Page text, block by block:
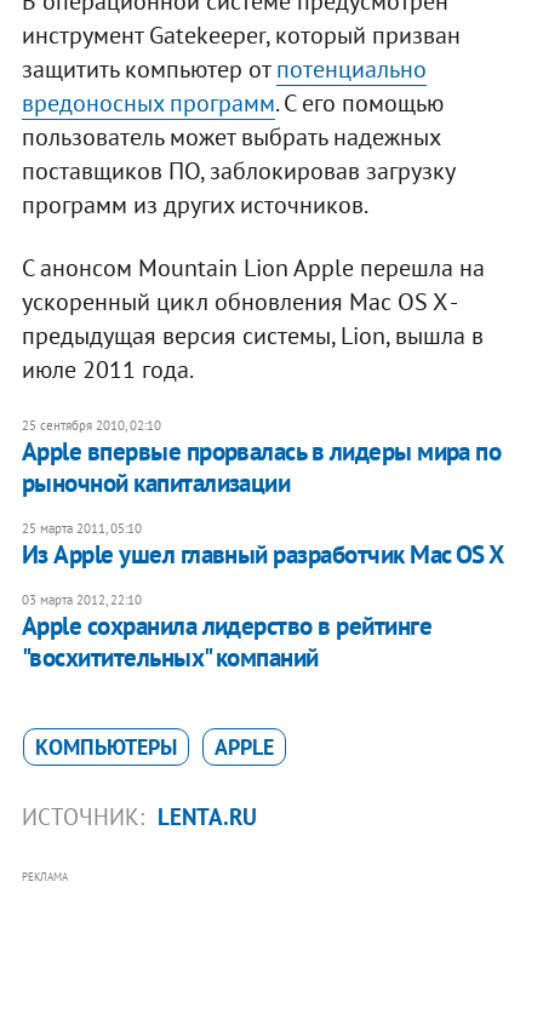
инструмент Gatekeeper, который призван
защитить компьютер отпотенциально
вредоносных программ. С его помощью
пользователь может выбрать надежных
поставщиков ПО, заблокировав загрузку
программ из других источников.
С анонсом Mountain Lion Apple перешла на
ускоренный цикл обновления Mac OS X -
предыдущая версия системы, Lion, вышла в
июле 2011 года.
25 сентября 2010, 02:10
Apple впервые прорвалась в лидеры мира по
рыночной капитализации
25 марта 2011, 05:10
Из Apple ушел главный разработчик Mac OS X
03 марта 2012, 22:10
Apple сохранила лидерство в рейтинге
"восхитительных" компаний
КОМПЬЮТЕРЫ APPLE
ИСТОЧНИК: LENTA.RU
РЕКЛАМА